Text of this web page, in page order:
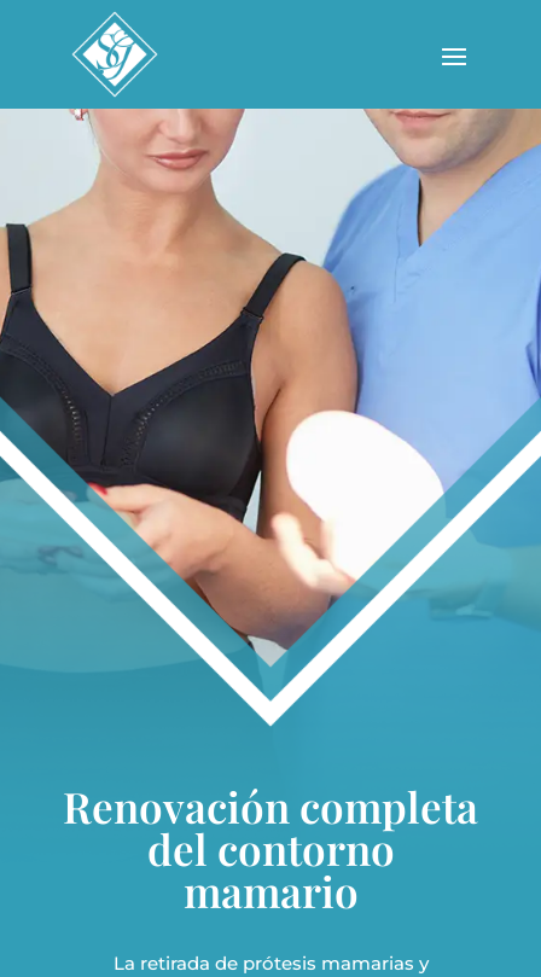
Renovación completa
del contorno
mamario
La retirada de prótesis mamarias y